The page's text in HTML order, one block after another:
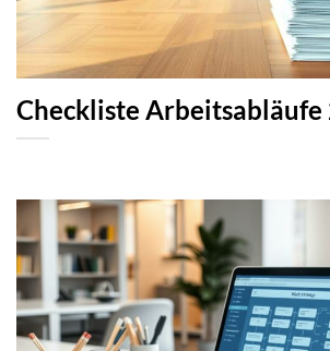
Checkliste Arbeitsabläufe